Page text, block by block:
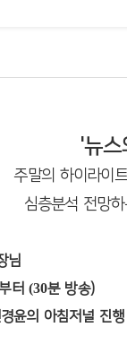
'뉴
주말의 하이라이
심층분석 전망
님
터(30분 방송)
윤의 아침저널 진행